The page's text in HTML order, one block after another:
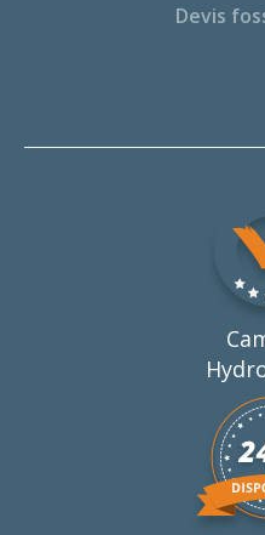
Devis